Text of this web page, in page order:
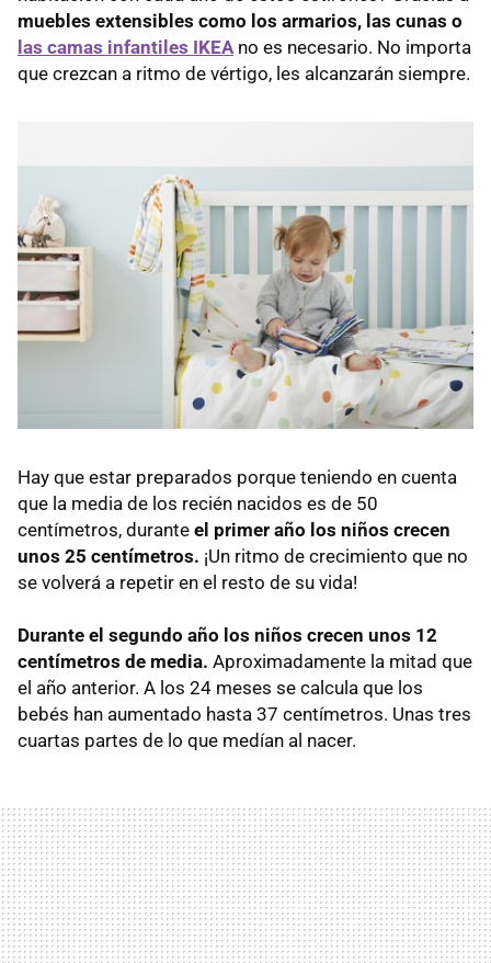
muebles extensibles como los armarios, las cunas o
las camas infantiles IKEA no es necesario. No importa
que crezcan a ritmo de vértigo, les alcanzarán siempre.
Hay que estar preparados porque teniendo en cuenta
que la media de los recién nacidos es de 50
centímetros, durante el primer año los niños crecen
unos 25 centímetros. ¡Un ritmo de crecimiento que no
se volverá a repetir en el resto de su vida!
Durante el segundo año los niños crecen unos 12
centímetros de media. Aproximadamente la mitad que
el año anterior. A los 24 meses se calcula que los
bebés han aumentado hasta 37 centímetros. Unas tres
cuartas partes de lo que medían al nacer.